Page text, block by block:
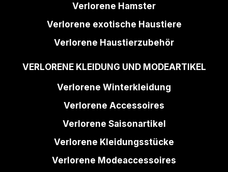
Verlorene Hamster
Verlorene exotische Haustiere
Verlorene Haustierzubehör
VERLORENE KLEIDUNG UND MODEARTIKEL
Verlorene Winterkleidung
Verlorene Accessoires
Verlorene Saisonartikel
Verlorene Kleidungsstücke
Verlorene Modeaccessoires